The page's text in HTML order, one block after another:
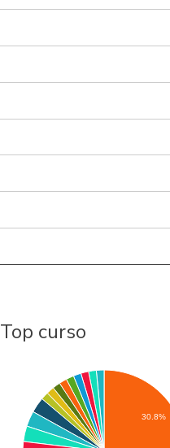
Top curso
30.8%